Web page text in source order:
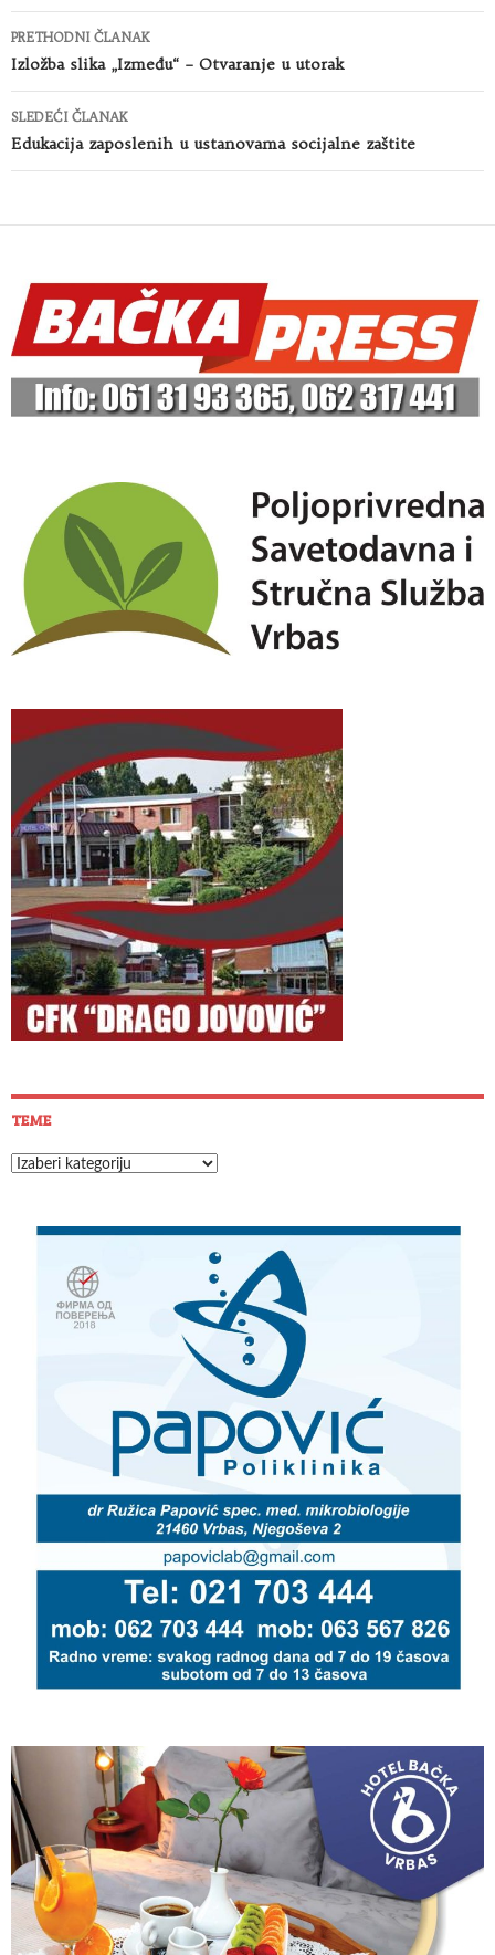
Kretanje
članaka
PRETHODNI ČLANAK
Izložba slika „Između“ – Otvaranje u utorak
SLEDEĆI ČLANAK
Edukacija zaposlenih u ustanovama socijalne zaštite
TEME
Teme